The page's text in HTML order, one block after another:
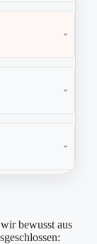
bewusst aus